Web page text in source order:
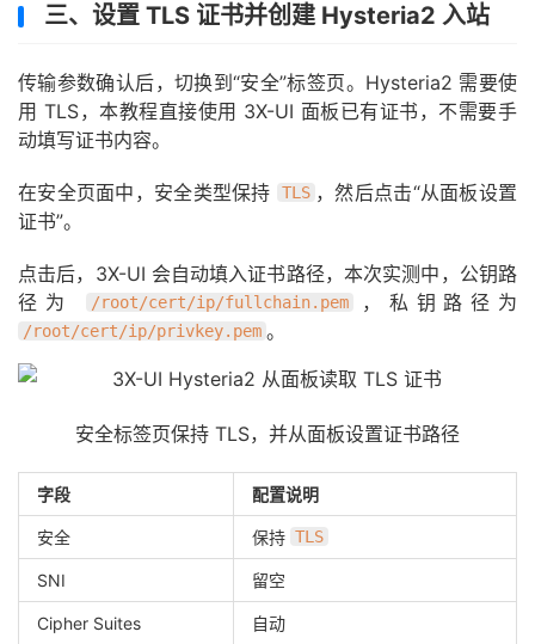
三、设置 TLS 证书并创建 Hysteria2 入站
传输参数确认后，切换到“安全”标签页。Hysteria2 需要使
用 TLS，本教程直接使用 3X-UI 面板已有证书，不需要手
动填写证书内容。
在安全页面中，安全类型保持 TLS ，然后点击“从面板设置
证书”。
点击后，3X-UI 会自动填入证书路径，本次实测中，公钥路
径为
/root/cert/ip/fullchain.pem ，私钥路径为
/root/cert/ip/privkey.pem 。
安全标签页保持 TLS，并从面板设置证书路径
字段 配置说明
安全 保持 TLS
SNI 留空
Cipher Suites 自动